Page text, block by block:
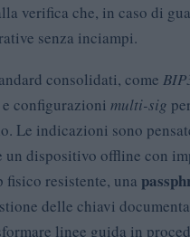
verifica che, in caso di
senza inciampi.
consolidati, come
configurazioni multi-sig
Le indicazioni sono
un dispositivo offline con
fisico resistente, una
delle chiavi
linee guida in